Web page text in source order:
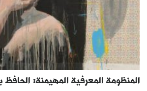
المنظومة المعرفية المهيمنة: الحافظ